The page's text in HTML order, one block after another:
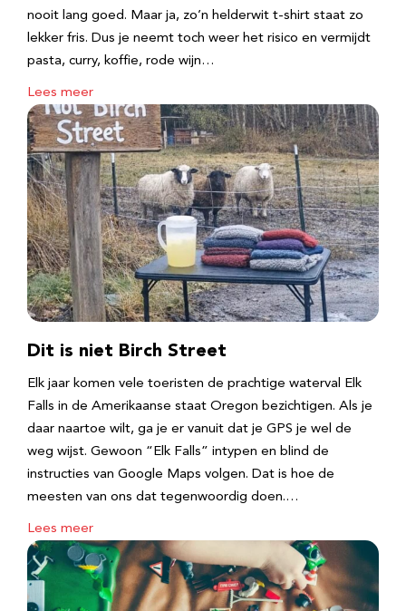
nooit lang goed. Maar ja, zo’n helderwit t-shirt staat zo
lekker fris. Dus je neemt toch weer het risico en vermijdt
pasta, curry, koffie, rode wijn…
Lees meer
Dit is niet Birch Street
Elk jaar komen vele toeristen de prachtige waterval Elk
Falls in de Amerikaanse staat Oregon bezichtigen. Als je
daar naartoe wilt, ga je er vanuit dat je GPS je wel de
weg wijst. Gewoon “Elk Falls” intypen en blind de
instructies van Google Maps volgen. Dat is hoe de
meesten van ons dat tegenwoordig doen.…
Lees meer